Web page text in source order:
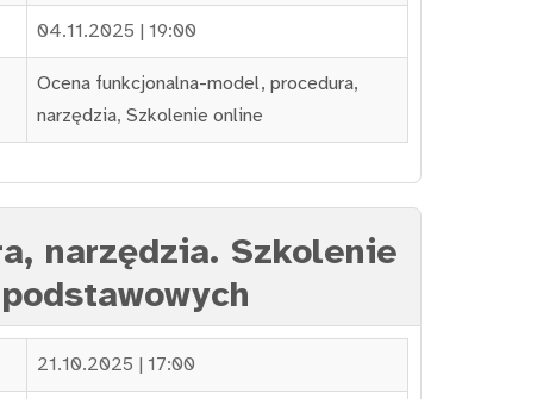
04.11.2025 | 19:00
Ocena funkcjonalna-model, procedura,
narzędzia, Szkolenie online
narzędzia. Szkolenie
21.10.2025 | 17:00